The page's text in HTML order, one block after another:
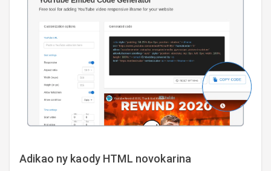
Adikao ny kaody HTML novokarina